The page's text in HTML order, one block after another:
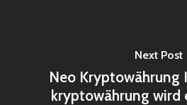
Next Post
Neo Kryptowährung
kryptowährung wird